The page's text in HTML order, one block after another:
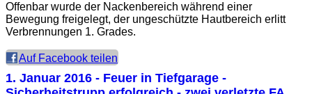
Offenbar wurde der Nackenbereich während einer
Bewegung freigelegt, der ungeschützte Hautbereich erlitt
Verbrennungen 1. Grades.
Auf Facebook teilen
1. Januar 2016 - Feuer in Tiefgarage -